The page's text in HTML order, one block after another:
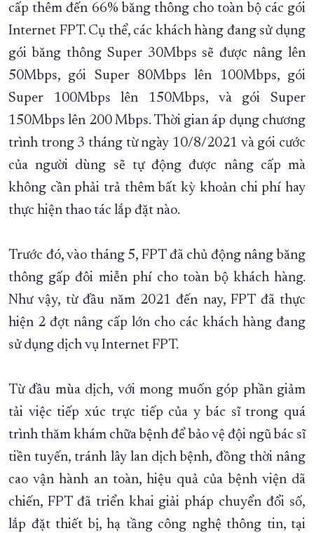
cấp thêm đến 66% băng thông cho toàn bộ các gói
Internet FPT. Cụ thể, các khách hàng đang sử dụng
gói băng thông Super 30Mbps sẽ được nâng lên
50Mbps, gói Super 80Mbps lên 100Mbps, gói
Super 100Mbps lên 150Mbps, và gói Super
150Mbps lên 200 Mbps. Thời gian áp dụng chương
trình trong 3 tháng từ ngày 10/8/2021 và gói cước
của người dùng sẽ tự động được nâng cấp mà
không cần phải trả thêm bất kỳ khoản chi phí hay
thực hiện thao tác lắp đặt nào.
Trước đó, vào tháng 5, FPT đã chủ động nâng băng
thông gấp đôi miễn phí cho toàn bộ khách hàng.
Như vậy, từ đầu năm 2021 đến nay, FPT đã thực
hiện 2 đợt nâng cấp lớn cho các khách hàng đang
sử dụng dịch vụ Internet FPT.
Từ đầu mùa dịch, với mong muốn góp phần giảm
tải việc tiếp xúc trực tiếp của y bác sĩ trong quá
trình thăm khám chữa bệnh để bảo vệ đội ngũ bác sĩ
tiền tuyến, tránh lây lan dịch bệnh, đồng thời nâng
cao vận hành an toàn, hiệu quả của bệnh viện dã
chiến, FPT đã triển khai giải pháp chuyển đổi số,
lắp đặt thiết bị, hạ tầng công nghệ thông tin, tại